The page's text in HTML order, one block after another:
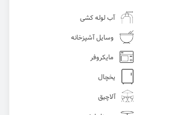
آب لوله کشی
وسایل آشپزخانه
مایکروفر
یخچال
آلاچیق